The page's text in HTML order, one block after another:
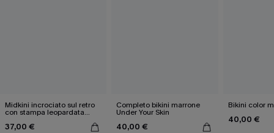
Midkini incrociato sul retro
con stampa leopardata
37,00 €
Completo bikini marrone
Under Your Skin
40,00 €
Bikini color
40,00 €